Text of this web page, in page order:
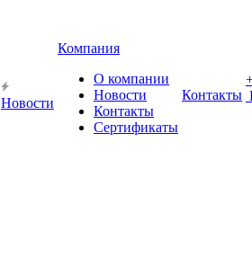
Новости
Компания
О компании
Новости
Контакты
Сертификаты
Контакты